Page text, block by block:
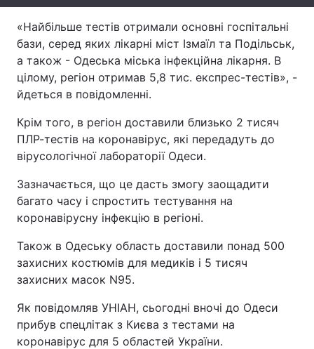
Архів Вакансії
Контакти
Послуги
«Найбільше тестів отримали основні госпітальні
бази, серед яких лікарні міст Ізмаїл та Подільськ,
а також - Одеська міська інфекційна лікарня. В
цілому, регіон отримав 5,8 тис. експрес-тестів», -
йдеться в повідомленні.
Крім того, в регіон доставили близько 2 тисяч
ПЛР-тестів на коронавірус, які передадуть до
вірусологічної лабораторії Одеси.
Зазначається, що це дасть змогу заощадити
багато часу і спростить тестування на
коронавірусну інфекцію в регіоні.
Також в Одеську область доставили понад 500
захисних костюмів для медиків і 5 тисяч
захисних масок N95.
Як повідомляв УНІАН, сьогодні вночі до Одеси
прибув спецлітак з Києва з тестами на
коронавірус для 5 областей України.